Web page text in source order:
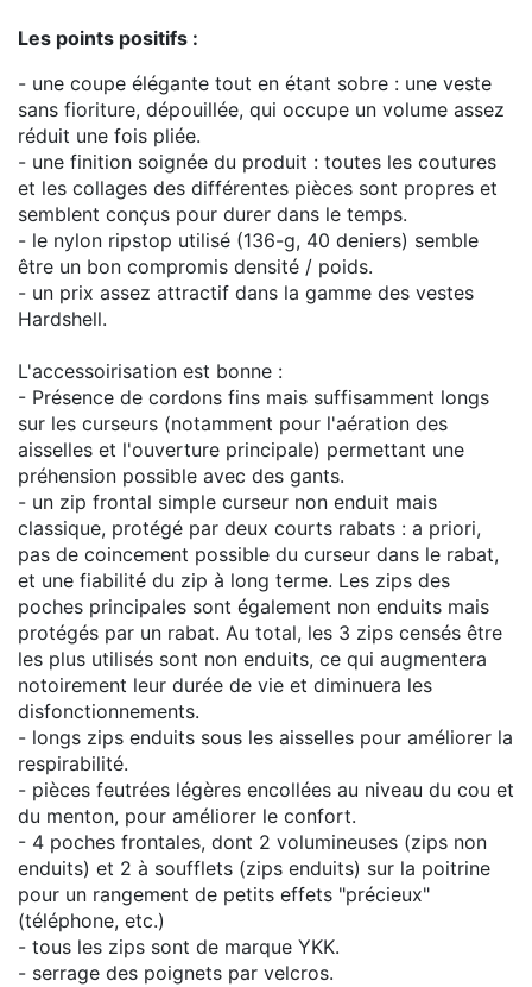
Les points positifs :
- une coupe élégante tout en étant sobre : une veste
sans fioriture, dépouillée, qui occupe un volume assez
réduit une fois pliée.
- une finition soignée du produit : toutes les coutures
et les collages des différentes pièces sont propres et
semblent conçus pour durer dans le temps.
- le nylon ripstop utilisé (136-g, 40 deniers) semble
être un bon compromis densité / poids.
- un prix assez attractif dans la gamme des vestes
Hardshell.
L'accessoirisation est bonne :
- Présence de cordons fins mais suffisamment longs
sur les curseurs (notamment pour l'aération des
aisselles et l'ouverture principale) permettant une
préhension possible avec des gants.
- un zip frontal simple curseur non enduit mais
classique, protégé par deux courts rabats : a priori,
pas de coincement possible du curseur dans le rabat,
et une fiabilité du zip à long terme. Les zips des
poches principales sont également non enduits mais
protégés par un rabat. Au total, les 3 zips censés être
les plus utilisés sont non enduits, ce qui augmentera
notoirement leur durée de vie et diminuera les
disfonctionnements.
- longs zips enduits sous les aisselles pour améliorer la
respirabilité.
- pièces feutrées légères encollées au niveau du cou et
du menton, pour améliorer le confort.
- 4 poches frontales, dont 2 volumineuses (zips non
enduits) et 2 à soufflets (zips enduits) sur la poitrine
pour un rangement de petits effets "précieux"
(téléphone, etc.)
- tous les zips sont de marque YKK.
- serrage des poignets par velcros.